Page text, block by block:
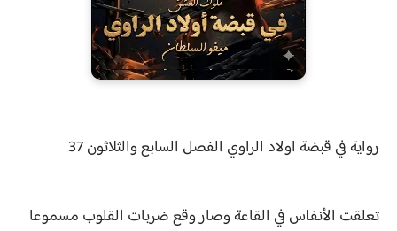
رواية في قبضة اولاد الراوي الفصل السابع والثلاثون 37
تعلقت الأنفاس في القاعة وصار وقع ضربات القلوب مسموعا